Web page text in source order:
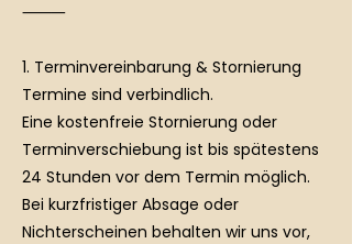
⸻
1. Terminvereinbarung & Stornierung
Termine sind verbindlich.
Eine kostenfreie Stornierung oder
Terminverschiebung ist bis spätestens
24 Stunden vor dem Termin möglich.
Bei kurzfristiger Absage oder
Nichterscheinen behalten wir uns vor,